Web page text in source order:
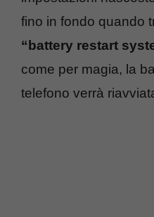
fino in fondo quando
“battery restart
come per magia, la
telefono verrà